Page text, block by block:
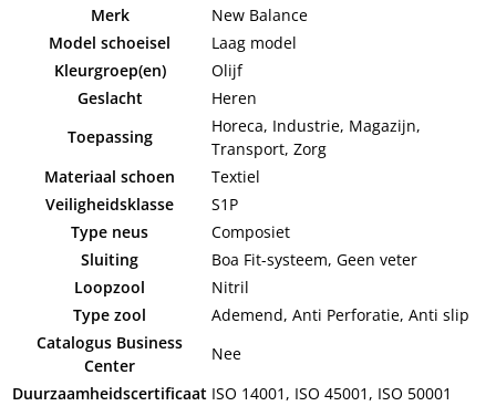
Merk
New Balance
Model schoeisel
Laag model
Kleurgroep(en)
Olijf
Geslacht
Heren
Toepassing
Horeca, Industrie, Magazijn,
Transport, Zorg
Materiaal schoen
Textiel
Veiligheidsklasse
S1P
Type neus
Composiet
Sluiting
Boa Fit-systeem, Geen veter
Loopzool
Nitril
Type zool
Ademend, Anti Perforatie, Anti slip
Catalogus Business
Center
Nee
Duurzaamheidscertificaat ISO 14001, ISO 45001, ISO 50001